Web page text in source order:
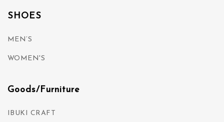
SHOES
MEN’S
WOMEN'S
Goods/Furniture
IBUKI CRAFT